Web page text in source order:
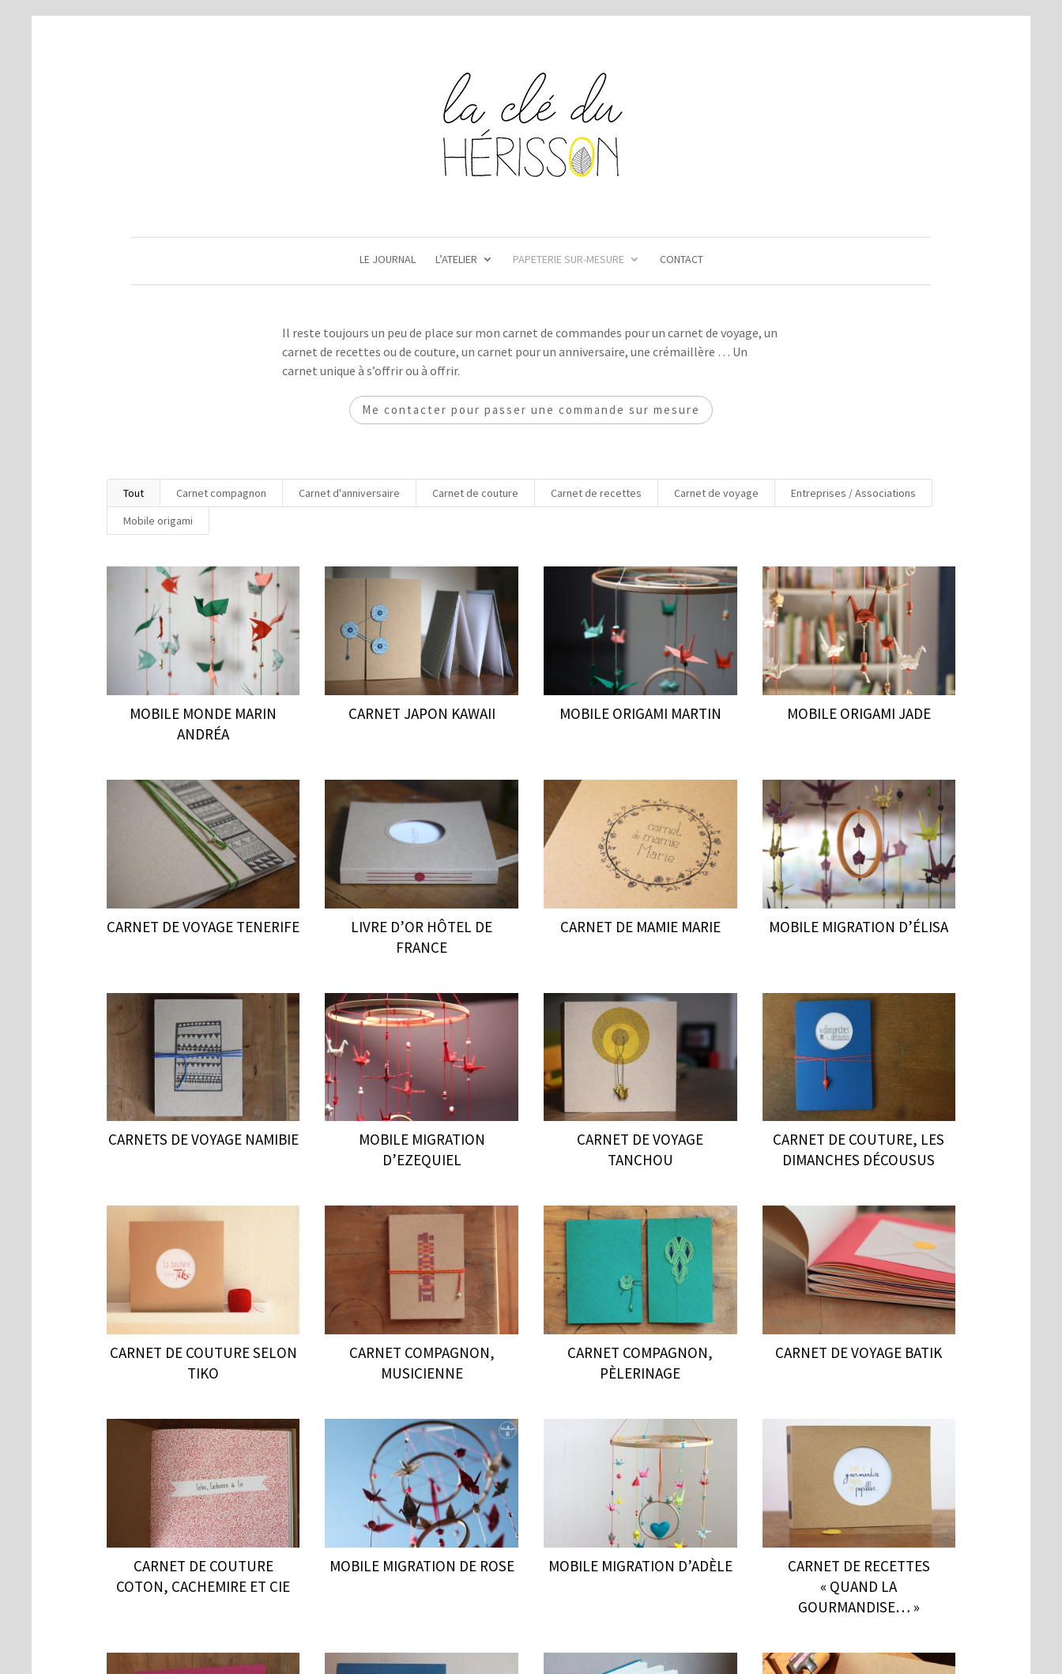
LE JOURNAL L’ATELIER PAPETERIE SUR-MESURE CONTACT
Il reste toujours un peu de place sur mon carnet de commandes pour un carnet de voyage, un
carnet de recettes ou de couture, un carnet pour un anniversaire, une crémaillère … Un
carnet unique à s’offrir ou à offrir.
Me contacter pour passer une commande sur mesure
Tout Carnet compagnon Carnet d'anniversaire Carnet de couture Carnet de recettes Carnet de voyage
Entreprises / Associations
Mobile origami
MOBILE MONDE MARIN
ANDRÉA
CARNET JAPON KAWAII MOBILE ORIGAMI MARTIN MOBILE ORIGAMI JADE
CARNET DE VOYAGE TENERIFE
LIVRE D’OR HÔTEL DE
FRANCE
CARNET DE MAMIE MARIE MOBILE MIGRATION D’ÉLISA
CARNETS DE VOYAGE NAMIBIE
MOBILE MIGRATION
D’EZEQUIEL
CARNET DE VOYAGE
TANCHOU
CARNET DE COUTURE, LES
DIMANCHES DÉCOUSUS
CARNET DE COUTURE SELON
TIKO
CARNET COMPAGNON,
MUSICIENNE
CARNET COMPAGNON,
PÈLERINAGE
CARNET DE VOYAGE BATIK
CARNET DE COUTURE
COTON, CACHEMIRE ET CIE
MOBILE MIGRATION DE ROSE MOBILE MIGRATION D’ADÈLE
CARNET DE RECETTES
« QUAND LA
GOURMANDISE… »